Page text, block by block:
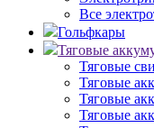
Все
Гольфкары
Тяговые
Тяговые
Тяговые
Тяговые
Тяговые